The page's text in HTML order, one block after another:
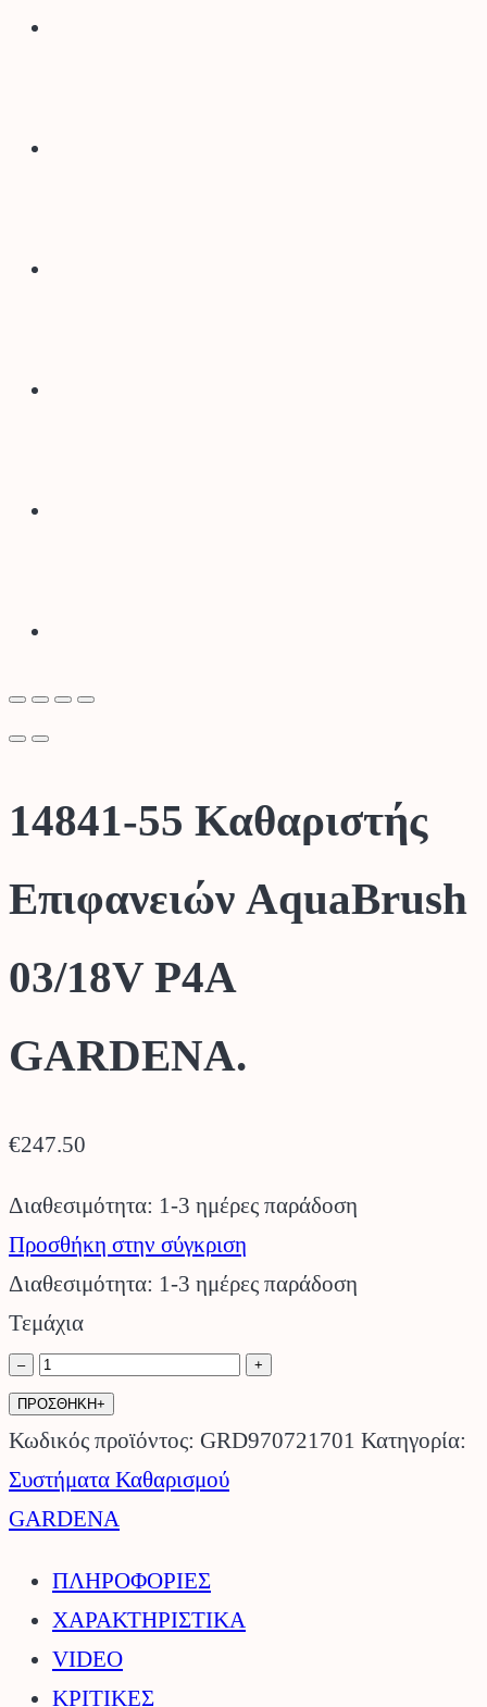
14841-55 Καθαριστής
Επιφανειών AquaBrush
03/18V P4A
GARDENA.
€247.50
Διαθεσιμότητα: 1-3 ημέρες παράδοση
Προσθήκη στην σύγκριση
Διαθεσιμότητα: 1-3 ημέρες παράδοση
Τεμάχια
–
14841-
55
Καθαριστής
Επιφανειών
AquaBrush
P4A
GARDENA.
ποσότητα
+
ΠΡΟΣΘΗΚΗ+
Κωδικός προϊόντος: GRD970721701 Κατηγορία:
Συστήματα Καθαρισμού
GARDENA
ΠΛΗΡΟΦΟΡΙΕΣ
ΧΑΡΑΚΤΗΡΙΣΤΙΚΑ
VIDEO
ΚΡΙΤΙΚΕΣ